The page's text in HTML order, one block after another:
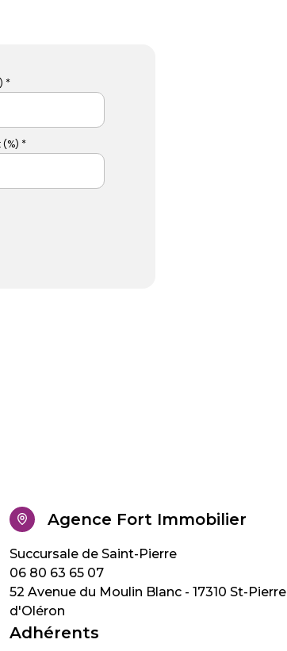
*
(%) *
Agence Fort Immobilier
06 80 63 65 07
52 Avenue du Moulin Blanc - 17310 St-Pierre
d'Oléron
Adhérents